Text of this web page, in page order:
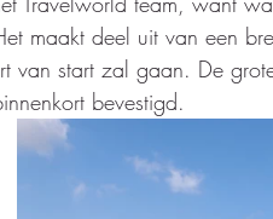
maakt deel uit van een
start zal gaan. De
bevestigd.